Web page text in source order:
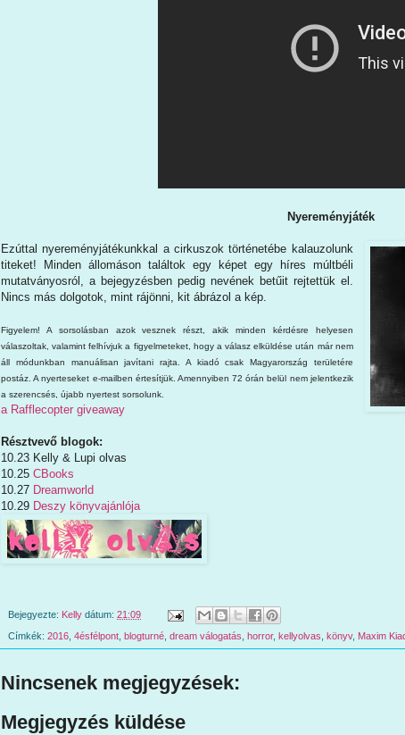
Nyereményjáték
Ezúttal nyereményjátékunkkal a cirkuszok történetébe kalauzolunk
titeket! Minden állomáson találtok egy képet egy híres múltbéli
mutatványosról, a bejegyzésben pedig nevének betűit rejtettük el.
Nincs más dolgotok, mint rájönni, kit ábrázol a kép.
Figyelem! A sorsolásban azok vesznek részt, akik minden kérdésre helyesen
válaszoltak, valamint felhívjuk a figyelmeteket, hogy a válasz elküldése után már nem
áll módunkban manuálisan javítani rajta. A kiadó csak Magyarország területére
postáz. A nyerteseket e-mailben értesítjük. Amennyiben 72 órán belül nem jelentkezik
a szerencsés, újabb nyertest sorsolunk.
a Rafflecopter giveaway
Résztvevő blogok:
10.23 Kelly & Lupi olvas
10.25 CBooks
10.27 Dreamworld
10.29 Deszy könyvajánlója
Bejegyezte: Kelly dátum: 21:09
Címkék: 2016, 4ésfélpont, blogturné, dream válogatás, horror, kellyolvas, könyv, Maxim
Nincsenek megjegyzések:
Megjegyzés küldése